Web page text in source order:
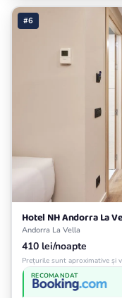
#6
Hotel NH Andorra La
Andorra La Vella
410 lei/noapte
Prețurile sunt aproximative și
RECOMANDAT